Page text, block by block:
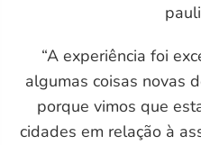
“A experiência foi
algumas coisas novas
porque vimos que
cidades em relação à